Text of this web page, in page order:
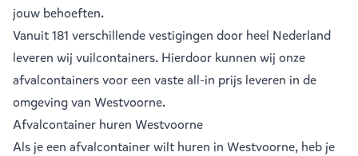
jouw behoeften.
Vanuit181 verschillende vestigingen door heel Nederland
leveren wij vuilcontainers. Hierdoor kunnen wij onze
afvalcontainers voor een vaste all-in prijs leveren in de
omgeving van Westvoorne.
Afvalcontainer huren Westvoorne
Als je een afvalcontainerwilt huren in Westvoorne, heb je